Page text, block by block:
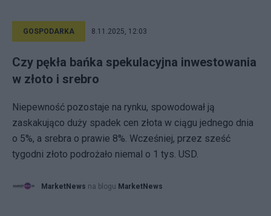
GOSPODARKA 8.11.2025, 12:03
Czy pękła bańka spekulacyjna inwestowania
w złoto i srebro
Niepewność pozostaje na rynku, spowodował ją
zaskakująco duży spadek cen złota w ciągu jednego dnia
o 5%, a srebra o prawie 8%. Wcześniej, przez sześć
tygodni złoto podrożało niemal o 1 tys. USD.
MarketNews na blogu MarketNews